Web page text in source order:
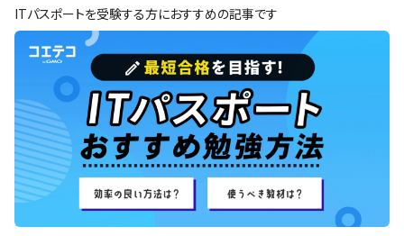
ITパスポートを受験する方におすすめの記事です